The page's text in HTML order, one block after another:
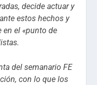
decide actuar y
estos hechos y
en el «punto de
del semanario FE
con lo que los